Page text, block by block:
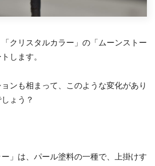
クリスタルカラー」の「ムーンストー
します。
ンも相まって、このような変化があり
ょう？
ー」は、パール塗料の一種で、上掛けす